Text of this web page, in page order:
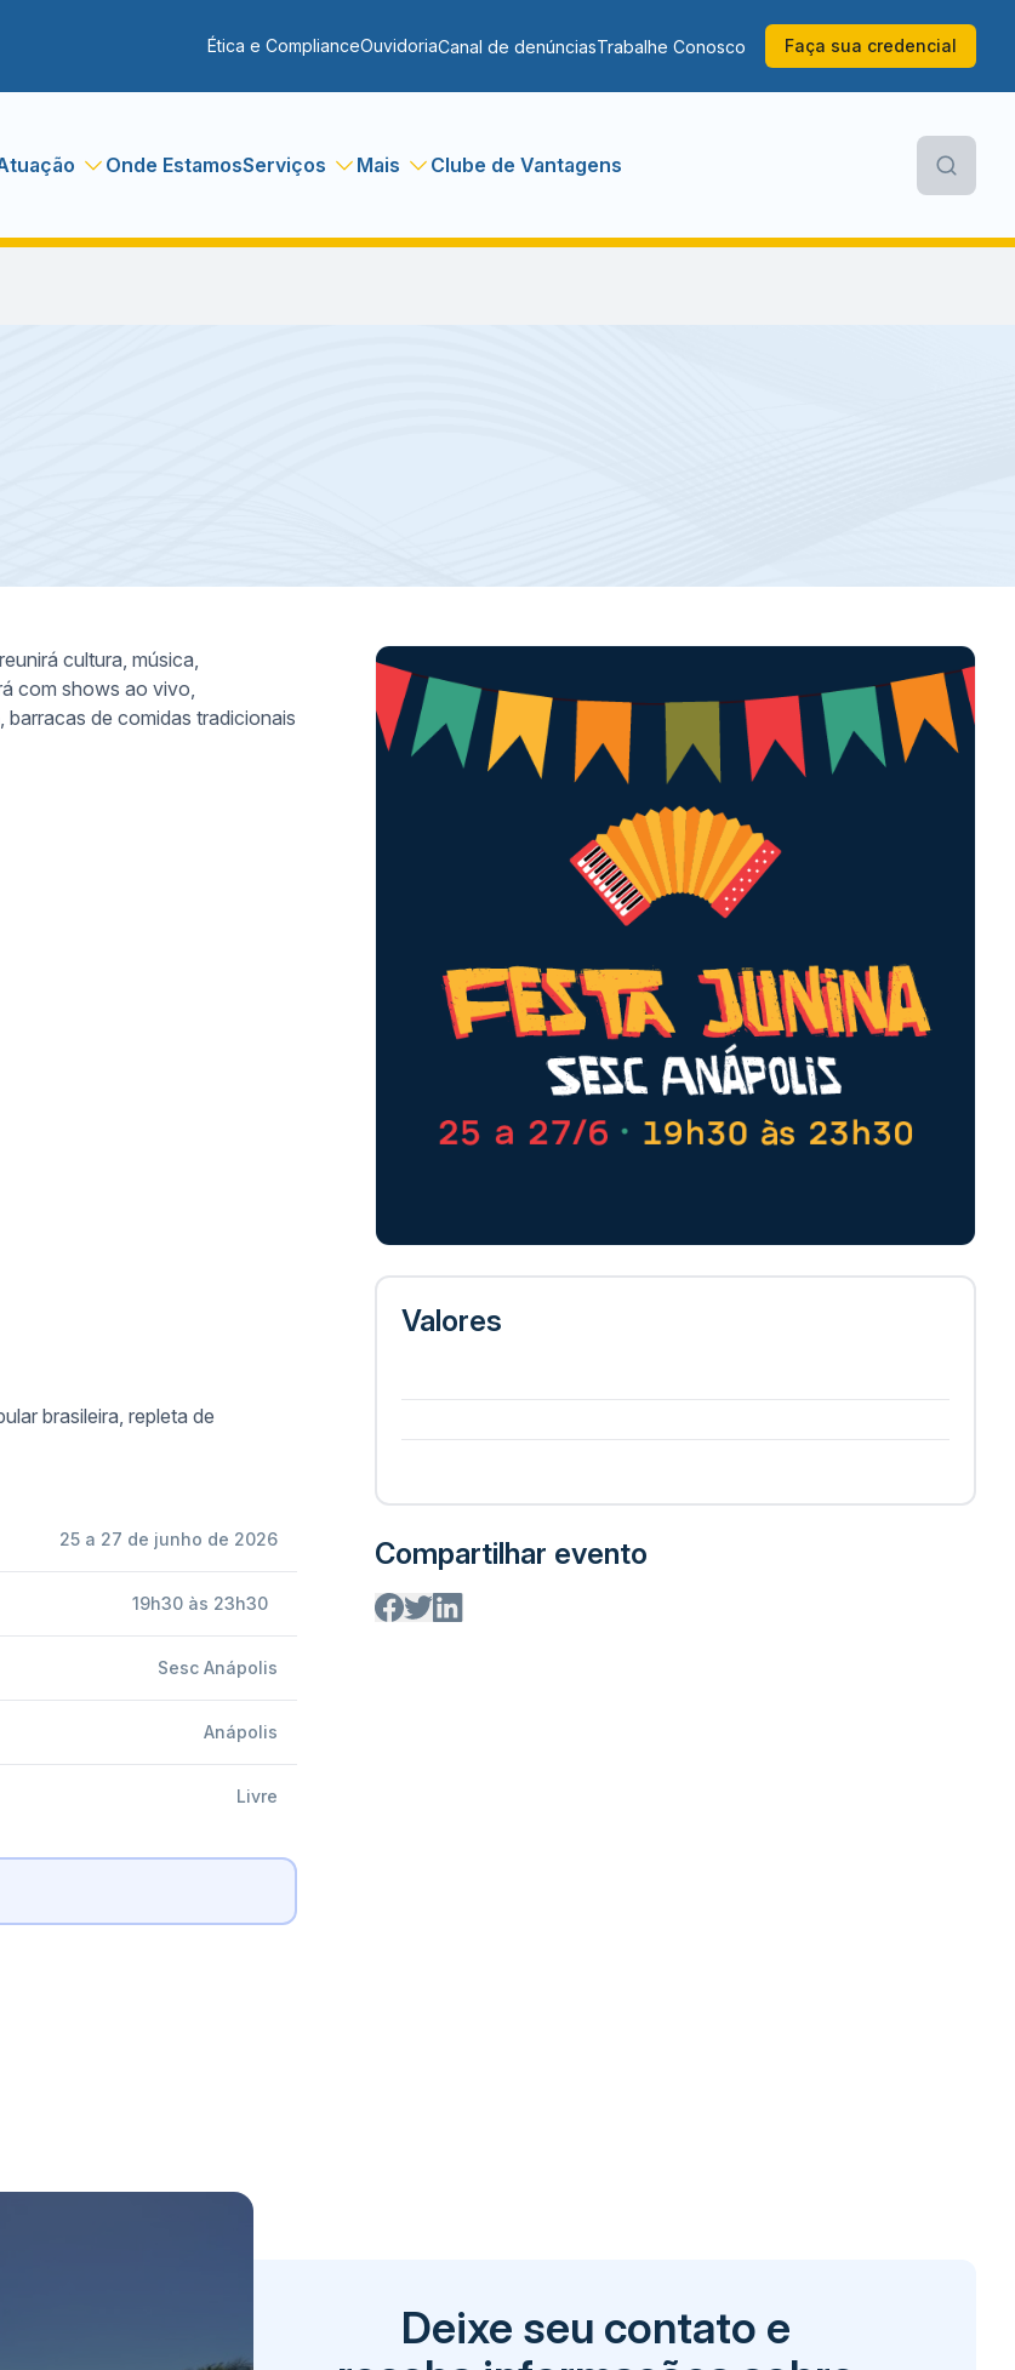
Ética e ComplianceOuvidoriaCanal de denúnciasTrabalhe Conosco Faça sua credencial
Onde EstamosServiços Mais Clube de Vantagens
cultura, música,
com shows ao vivo,
barracas de comidas tradicionais
brasileira, repleta de
25 a 27 de junho de 2026
19h30 às 23h30
Sesc Anápolis
Anápolis
Livre
Valores
Compartilhar evento
Deixe seu contato e